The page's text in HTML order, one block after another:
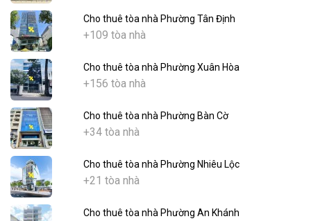
Cho thuê tòa nhà Phường Tân Định
+109 tòa nhà
Cho thuê tòa nhà Phường Xuân Hòa
+156 tòa nhà
Cho thuê tòa nhà Phường Bàn Cờ
+34 tòa nhà
Cho thuê tòa nhà Phường Nhiêu Lộc
+21 tòa nhà
Cho thuê tòa nhà Phường An Khánh